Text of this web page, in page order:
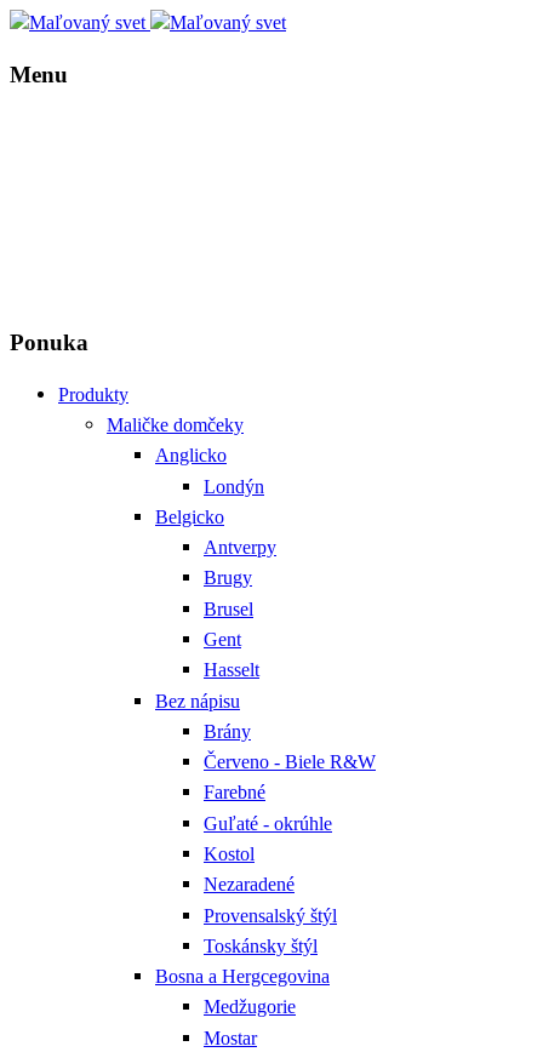
Menu
Ponuka
Produkty
Maličke domčeky
Anglicko
Londýn
Belgicko
Antverpy
Brugy
Brusel
Gent
Hasselt
Bez nápisu
Brány
Červeno - Biele R&W
Farebné
Guľaté - okrúhle
Kostol
Nezaradené
Provensalský štýl
Toskánsky štýl
Bosna a Hergcegovina
Medžugorie
Mostar